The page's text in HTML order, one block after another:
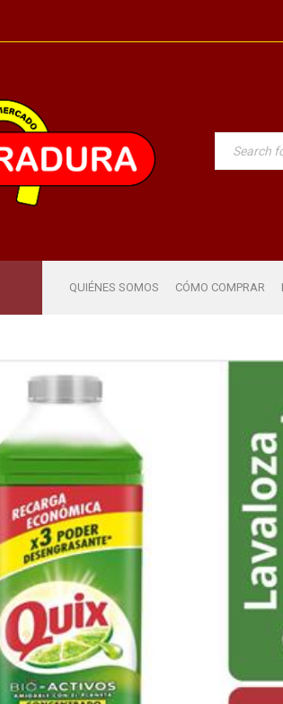
QUIÉNES SOMOS CÓMO COMPRAR